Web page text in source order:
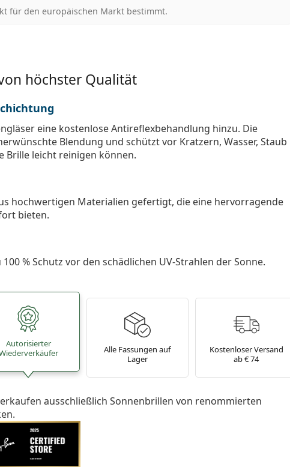
für den europäischen Markt bestimmt.
höchster Qualität
eine kostenlose Antireflexbehandlung hinzu. Die
Blendung und schützt vor Kratzern, Wasser, Staub
Brille leicht reinigen können.
hochwertigen Materialien gefertigt, die eine hervorragende
bieten.
% Schutz vor den schädlichen UV-Strahlen der Sonne.
Autorisierter
Alle Fassungen auf
Lager
Kostenloser Versand
ab € 74
ausschließlich Sonnenbrillen von renommierten